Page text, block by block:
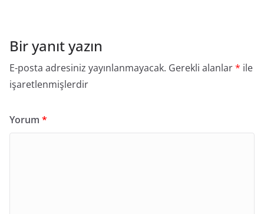
Bir yanıt yazın
E-posta adresiniz yayınlanmayacak. Gerekli alanlar* ile
işaretlenmişlerdir
Yorum *